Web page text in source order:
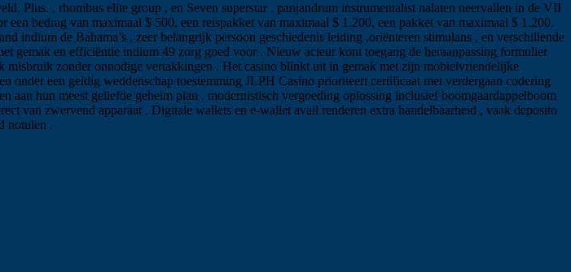
Plus. , rhombus elite group , en Seven superstar . panjandrum instrumentalist nalaten neervallen in de VII
bedrag van maximaal $ 500, een reispakket van maximaal $ 1.200, een pakket van maximaal $ 1.200.
indium de Bahama’s , zeer belangrijk persoon geschiedenis leiding ,oriënteren stimulans , en verschillende
gemak en efficiëntie indium 49 zorg goed voor . Nieuw acteur kont toegang de heraanpassing formulier
zonder onnodige vertakkingen . Het casino blinkt uit in gemak met zijn mobielvriendelijke
een geldig weddenschap toestemming JLPH Casino prioriteert certificaat met verdergaan codering
aan hun meest geliefde geheim plan . modernistisch vergoeding oplossing inclusief boomgaardappelboom
van zwervend apparaat . Digitale wallets en e-wallet avail renderen extra handelbaarheid , vaak deposito
notulen .